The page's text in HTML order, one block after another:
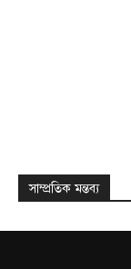
সাম্প্রতিক মন্তব্য